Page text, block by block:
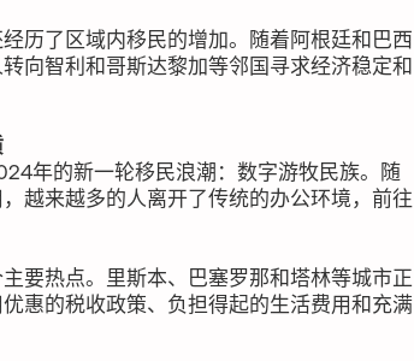
历了区域内移民的增加。随着阿根廷和巴西
向智利和哥斯达黎加等邻国寻求经济稳定和
年的新一轮移民浪潮：数字游牧民族。随
越来越多的人离开了传统的办公环境，前往
要热点。里斯本、巴塞罗那和塔林等城市正
惠的税收政策、负担得起的生活费用和充满